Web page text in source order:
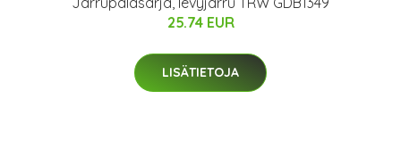
25.74 EUR
LISÄTIETOJA